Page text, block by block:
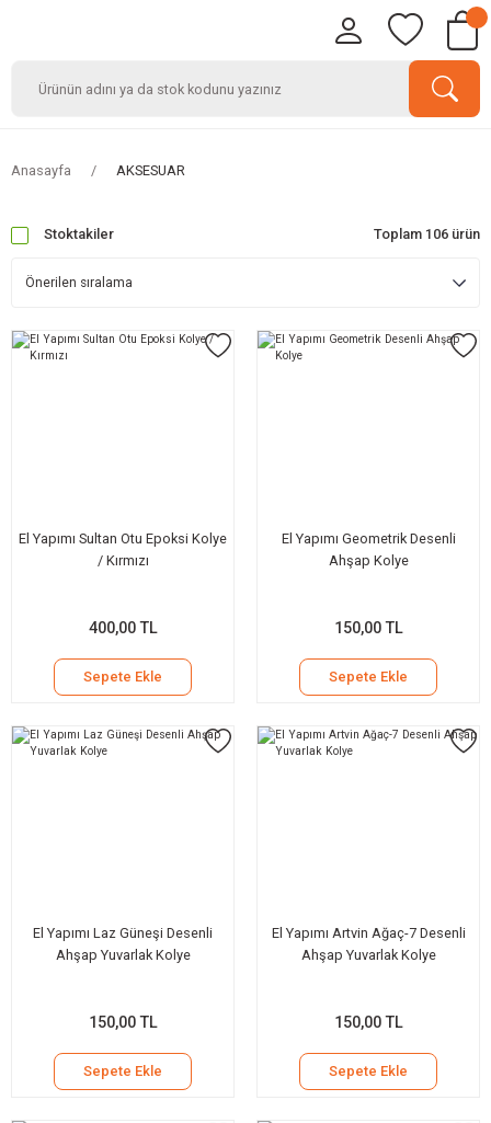
Anasayfa AKSESUAR
Stoktakiler Toplam 106 ürün
El Yapımı Sultan Otu Epoksi Kolye
/ Kırmızı
400,00 TL
Sepete Ekle
El Yapımı Geometrik Desenli
Ahşap Kolye
150,00 TL
Sepete Ekle
El Yapımı Laz Güneşi Desenli
Ahşap Yuvarlak Kolye
150,00 TL
Sepete Ekle
El Yapımı Artvin Ağaç-7 Desenli
Ahşap Yuvarlak Kolye
150,00 TL
Sepete Ekle